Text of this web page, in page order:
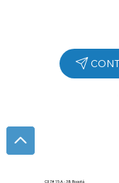
Cll 7# 15 A - 38 Bogotá